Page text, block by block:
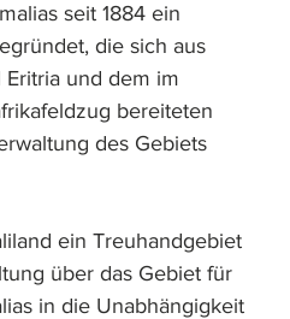
seit 1884 ein
die sich aus
und dem im
bereiteten
des Gebiets
ein Treuhandgebiet
über das Gebiet für
in die Unabhängigkeit